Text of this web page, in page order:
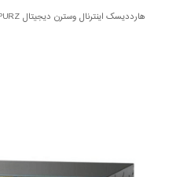
هارددیسک اینترنال وسترن دیجیتال 1TB WD11PURZ